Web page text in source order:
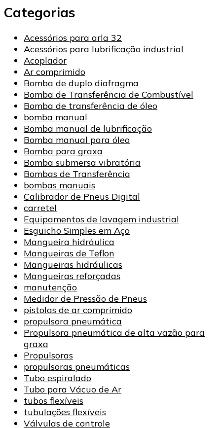
Categorias
Acessórios para arla 32
Acessórios para lubrificação industrial
Acoplador
Ar comprimido
Bomba de duplo diafragma
Bomba de Transferência de Combustível
Bomba de transferência de óleo
bomba manual
Bomba manual de lubrificação
Bomba manual para óleo
Bomba para graxa
Bomba submersa vibratória
Bombas de Transferência
bombas manuais
Calibrador de Pneus Digital
carretel
Equipamentos de lavagem industrial
Esguicho Simples em Aço
Mangueira hidráulica
Mangueiras de Teflon
Mangueiras hidráulicas
Mangueiras reforçadas
manutenção
Medidor de Pressão de Pneus
pistolas de ar comprimido
propulsora pneumática
Propulsora pneumática de alta vazão para
graxa
Propulsoras
propulsoras pneumáticas
Tubo espiralado
Tubo para Vácuo de Ar
tubos flexíveis
tubulações flexíveis
Válvulas de controle